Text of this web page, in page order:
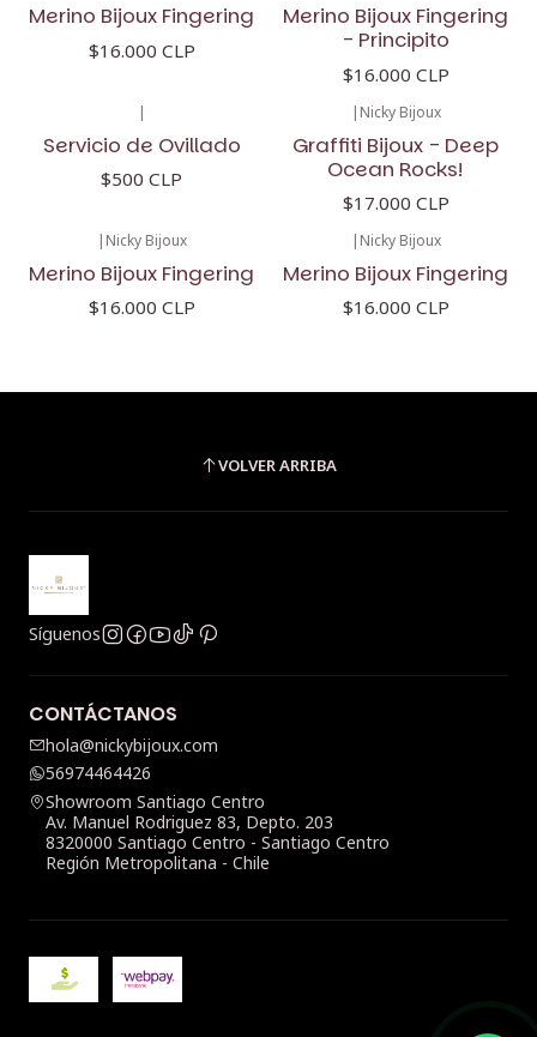
Merino Bijoux Fingering
$16.000 CLP
Merino Bijoux Fingering
- Principito
$16.000 CLP
|
Servicio de Ovillado
$500 CLP
| Nicky Bijoux
Graffiti Bijoux - Deep
Ocean Rocks!
$17.000 CLP
| Nicky Bijoux
Merino Bijoux Fingering
$16.000 CLP
| Nicky Bijoux
Merino Bijoux Fingering
$16.000 CLP
VOLVER ARRIBA
Síguenos
CONTÁCTANOS
hola@nickybijoux.com
56974464426
Showroom Santiago Centro
Av. Manuel Rodriguez 83, Depto. 203
8320000 Santiago Centro - Santiago Centro
Región Metropolitana - Chile